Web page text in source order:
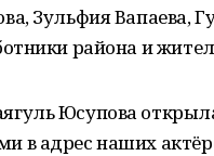
Зульфия Вапаева,
района и
Юсупова
в адрес наших